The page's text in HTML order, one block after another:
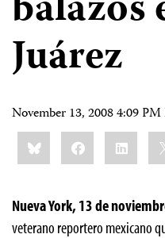
Juárez
November 13, 2008 4:09 PM
Share
this:BlueskyFacebookLinkedIn
Nueva York, 13 de
veterano reportero mexicano